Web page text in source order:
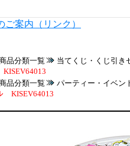
案内（リンク）
品分類一覧
当てくじ・くじ引き
品分類一覧
パーティー・イベン
KISEV64013